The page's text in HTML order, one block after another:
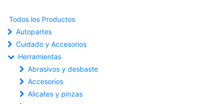
Todos los Productos
Autopartes
Cuidado y Accesorios
Herramientas
Abrasivos y desbaste
Accesorios
Alicates y pinzas